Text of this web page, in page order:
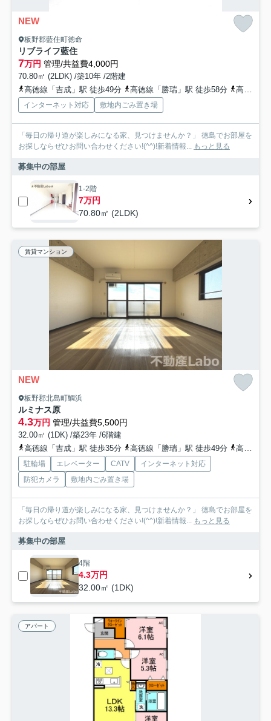
NEW
板野郡藍住町徳命
リブライフ藍住
7万円 管理/共益費4,000円
70.80㎡ (2LDK) /築10年 /2階建
高徳線「吉成」駅 徒歩49分
高徳線「勝瑞」駅 徒歩58分 高徳線「阿波川端」駅 徒歩49分
インターネット対応 敷地内ごみ置き場
「毎日の帰り道が楽しみになる家、見つけませんか？」 徳島でお部屋を
お探しならぜひお問い合わせください!(^^)!新着情報... もっと見る
募集中の部屋
1-2階
7万円
70.80㎡ (2LDK)
賃貸マンション
NEW
板野郡北島町鯛浜
ルミナス原
4.3万円 管理/共益費5,500円
32.00㎡ (1DK) /築23年 /6階建
高徳線「吉成」駅 徒歩35分
高徳線「勝瑞」駅 徒歩49分 高徳線「佐古」駅 徒歩55分
駐輪場 エレベーター CATV
インターネット対応
防犯カメラ
敷地内ごみ置き場
「毎日の帰り道が楽しみになる家、見つけませんか？」 徳島でお部屋を
お探しならぜひお問い合わせください!(^^)!新着情報... もっと見る
募集中の部屋
4階
4.3万円
32.00㎡ (1DK)
アパート